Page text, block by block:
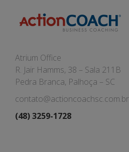
Atrium Office
R. Jair Hamms, 38 – Sala 211B
Pedra Branca, Palhoça – SC
contato@actioncoachsc.com.br
(48) 3259-1728